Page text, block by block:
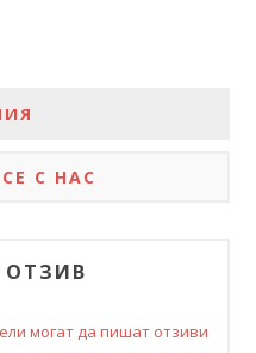
С НАС
могат да пишат отзиви